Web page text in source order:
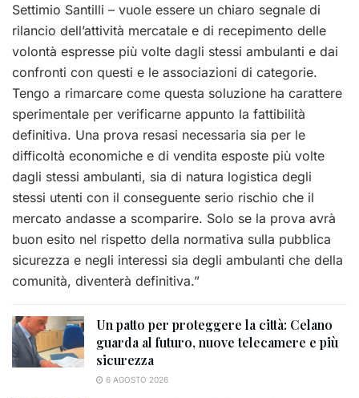
Settimio Santilli – vuole essere un chiaro segnale di
rilancio dell’attività mercatale e di recepimento delle
volontà espresse più volte dagli stessi ambulanti e dai
confronti con questi e le associazioni di categorie.
Tengo a rimarcare come questa soluzione ha carattere
sperimentale per verificarne appunto la fattibilità
definitiva. Una prova resasi necessaria sia per le
difficoltà economiche e di vendita esposte più volte
dagli stessi ambulanti, sia di natura logistica degli
stessi utenti con il conseguente serio rischio che il
mercato andasse a scomparire. Solo se la prova avrà
buon esito nel rispetto della normativa sulla pubblica
sicurezza e negli interessi sia degli ambulanti che della
comunità, diventerà definitiva.”
Un patto per proteggere la città: Celano
guarda al futuro, nuove telecamere e più
sicurezza
6 AGOSTO 2026